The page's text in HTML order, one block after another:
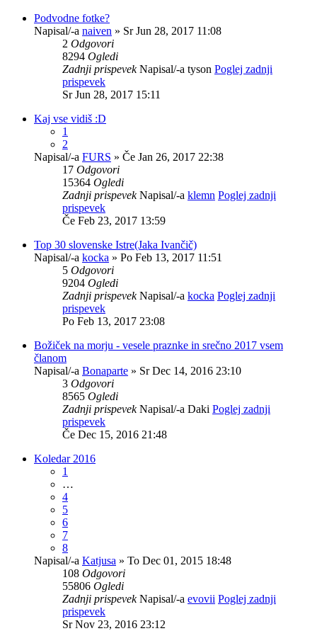
Podvodne fotke?
Napisal/-a naiven » Sr Jun 28, 2017 11:08
2 Odgovori
8294 Ogledi
Zadnji prispevekNapisal/-a tyson Poglej zadnji
prispevek
Sr Jun 28, 2017 15:11
Kaj vse vidiš :D
1
2
Napisal/-a FURS » Če Jan 26, 2017 22:38
17 Odgovori
15364 Ogledi
Zadnji prispevekNapisal/-a klemn Poglej zadnji
prispevek
Če Feb 23, 2017 13:59
Top 30 slovenske Istre(Jaka Ivančič)
Napisal/-a kocka » Po Feb 13, 2017 11:51
5 Odgovori
9204 Ogledi
Zadnji prispevekNapisal/-a kocka Poglej zadnji
prispevek
Po Feb 13, 2017 23:08
Božiček na morju - vesele praznke in srečno 2017 vsem
članom
Napisal/-a Bonaparte » Sr Dec 14, 2016 23:10
3 Odgovori
8565 Ogledi
Zadnji prispevekNapisal/-a Daki Poglej zadnji
prispevek
Če Dec 15, 2016 21:48
Koledar 2016
1
…
4
5
6
7
8
Napisal/-a Katjusa » To Dec 01, 2015 18:48
108 Odgovori
55806 Ogledi
Zadnji prispevekNapisal/-a evovii Poglej zadnji
prispevek
Sr Nov 23, 2016 23:12